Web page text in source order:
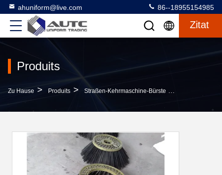
ahuniform@live.com 86--18955154985
Zitat
Produits
Zu Hause > Produits > Straßen-Kehrmaschine-Bürste >